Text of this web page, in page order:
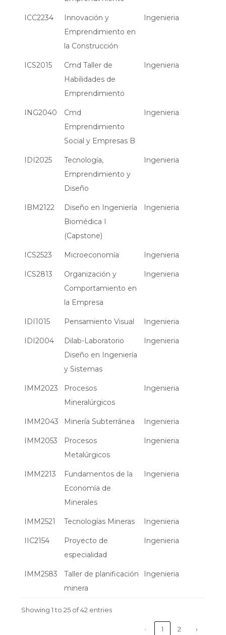
ICC2234
Innovación y
Emprendimiento en
la Construcción
Ingenieria
ICS2015
Cmd Taller de
Habilidades de
Emprendimiento
Ingenieria
ING2040
Cmd
Emprendimiento
Social y Empresas B
Ingenieria
IDI2025
Tecnología,
Emprendimiento y
Diseño
Ingenieria
IBM2122
Diseño en Ingeniería
Biomédica I
(Capstone)
Ingenieria
ICS2523 Microeconomía Ingenieria
ICS2813
Organización y
Comportamiento en
la Empresa
Ingenieria
IDI1015 Pensamiento Visual Ingenieria
IDI2004
Dilab-Laboratorio
Diseño en Ingeniería
y Sistemas
Ingenieria
IMM2023
Procesos
Mineralúrgicos
Ingenieria
IMM2043 Minería Subterránea Ingenieria
IMM2053
Procesos
Metalúrgicos
Ingenieria
IMM2213
Fundamentos de la
Economía de
Minerales
Ingenieria
IMM2521 Tecnologías Mineras Ingenieria
IIC2154
Proyecto de
especialidad
Ingenieria
IMM2583
Taller de planificación
minera
Ingenieria
Showing 1 to 25 of 42 entries
‹ 1 2 ›